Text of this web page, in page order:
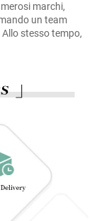
marchi,
un team
stesso tempo,